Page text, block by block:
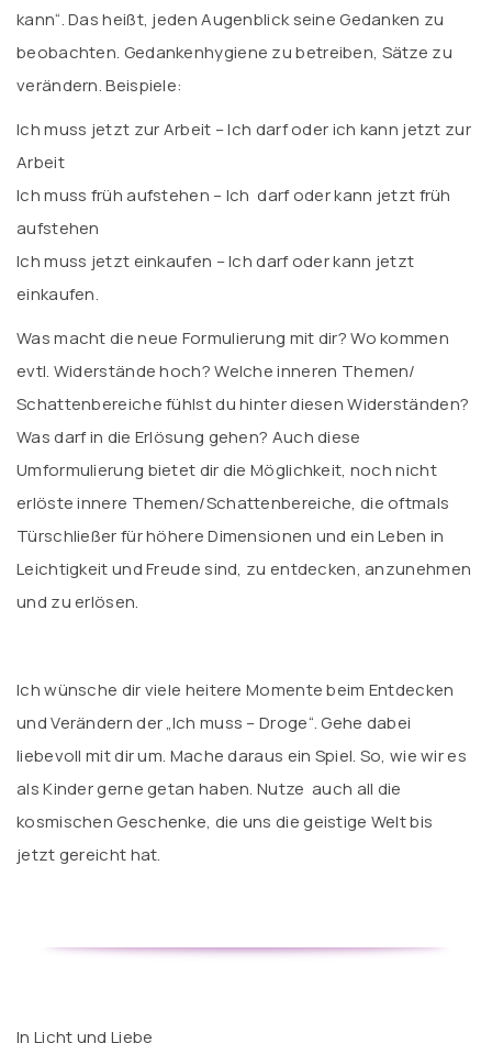
kann“. Das heißt, jeden Augenblick seine Gedanken zu
beobachten. Gedankenhygiene zu betreiben, Sätze zu
verändern. Beispiele:
Ich muss jetzt zur Arbeit – Ich darf oder ich kann jetzt zur
Arbeit
Ich muss früh aufstehen – Ich darf oder kann jetzt früh
aufstehen
Ich muss jetzt einkaufen – Ich darf oder kann jetzt
einkaufen.
Was macht die neue Formulierung mit dir? Wo kommen
evtl. Widerstände hoch? Welche inneren Themen/
Schattenbereiche fühlst du hinter diesen Widerständen?
Was darf in die Erlösung gehen? Auch diese
Umformulierung bietet dir die Möglichkeit, noch nicht
erlöste innere Themen/Schattenbereiche, die oftmals
Türschließer für höhere Dimensionen und ein Leben in
Leichtigkeit und Freude sind, zu entdecken, anzunehmen
und zu erlösen.
Ich wünsche dir viele heitere Momente beim Entdecken
und Verändern der „Ich muss – Droge“. Gehe dabei
liebevoll mit dir um. Mache daraus ein Spiel. So, wie wir es
als Kinder gerne getan haben. Nutze auch all die
kosmischen Geschenke, die uns die geistige Welt bis
jetzt gereicht hat.
In Licht und Liebe